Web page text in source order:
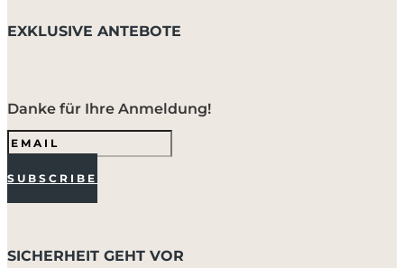
EXKLUSIVE ANTEBOTE
Danke für Ihre Anmeldung!
SUBSCRIBE
SICHERHEIT GEHT VOR